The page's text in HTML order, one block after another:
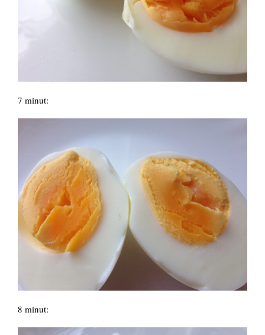
7 minut:
8 minut: